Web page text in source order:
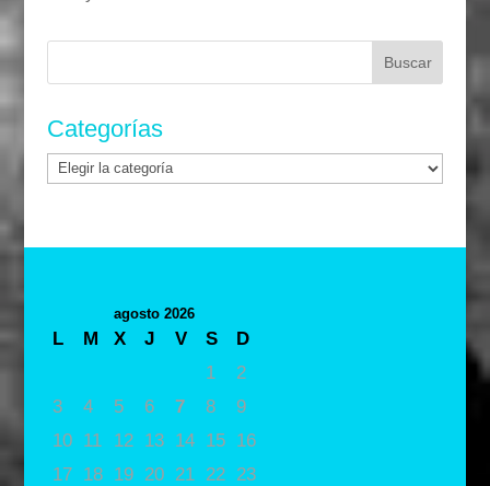
Categorías
Categorías
agosto 2026
L M X J V S
D
1
2
3
4 5 6 7 8
9
10
11 12 13 14 15
16
17
18 19 20 21 22 23